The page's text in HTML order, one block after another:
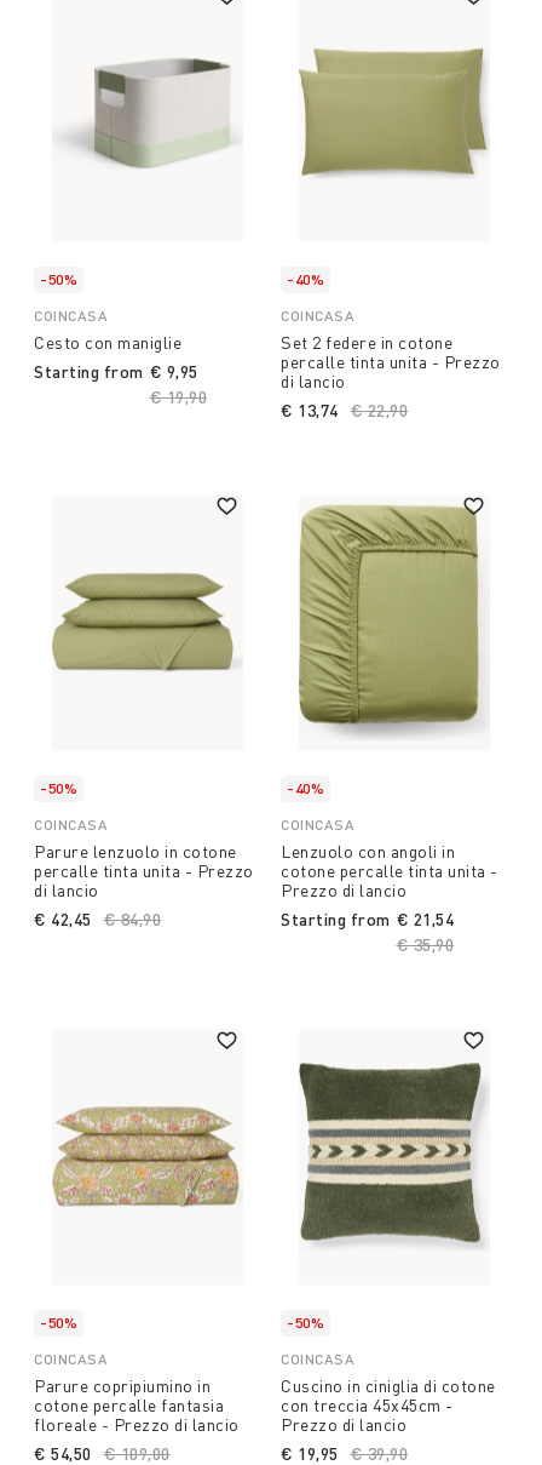
-50%
COINCASA
Cesto con maniglie
Starting from
Price reduced from
€ 19,90
€ 9,95
-40%
COINCASA
Set 2 federe in cotone
percalle tinta unita - Prezzo
di lancio
Price reduced from
€ 22,90
€ 13,74
-50%
COINCASA
Parure lenzuolo in cotone
percalle tinta unita - Prezzo
di lancio
Price reduced from
€ 84,90
€ 42,45
-40%
COINCASA
Lenzuolo con angoli in
cotone percalle tinta unita -
Prezzo di lancio
Starting from
Price reduced
€ 35,90
€ 21,54
-50%
COINCASA
Parure copripiumino in
cotone percalle fantasia
floreale - Prezzo di lancio
Price reduced from
€ 109,00to
€ 54,50
-50%
COINCASA
Cuscino in ciniglia di cotone
con treccia 45x45cm -
Prezzo di lancio
Price reduced from
€ 39,90
€ 19,95